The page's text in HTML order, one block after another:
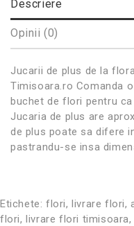
Descriere
Opinii (0)
Jucarii de plus de la
Timisoara.ro Comanda
buchet de flori pentru
Jucaria de plus are
de plus poate sa difere
pastrandu-se insa
Etichete: flori,livrare flori,
flori,livrare flori timisoara